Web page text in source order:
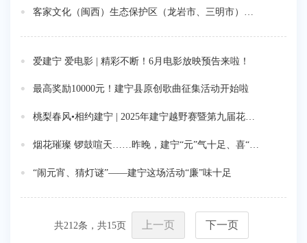
爱建宁 爱电影 | 精彩不断！6月电影放映预告来啦！
最高奖励10000元！建宁县原创歌曲征集活动开始啦
桃梨春风•相约建宁 | 2025年建宁越野赛暨第九届花海跑成功举办
“闹元宵、猜灯谜”——建宁这场活动“廉”味十足
共212条，共15页 上一页 下一页